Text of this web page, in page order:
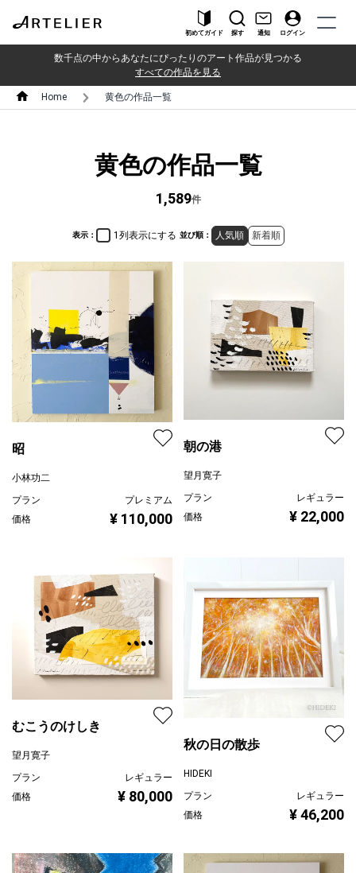
初めてガイド 探す 通知 ログイン
数千点の中からあなたにぴったりのアート作品が見つかる
すべての作品を見る
Home 黄色の作品一覧
黄色の作品一覧
1,589件
表示： 1列表示にする 並び順： 人気順 新着順
昭
小林功二
プラン
プレミアム
価格
¥ 110,000
朝の港
望月寛子
プラン
レギュラー
価格
¥ 22,000
むこうのけしき
望月寛子
プラン
レギュラー
価格
¥ 80,000
秋の日の散歩
HIDEKI
プラン
レギュラー
価格
¥ 46,200